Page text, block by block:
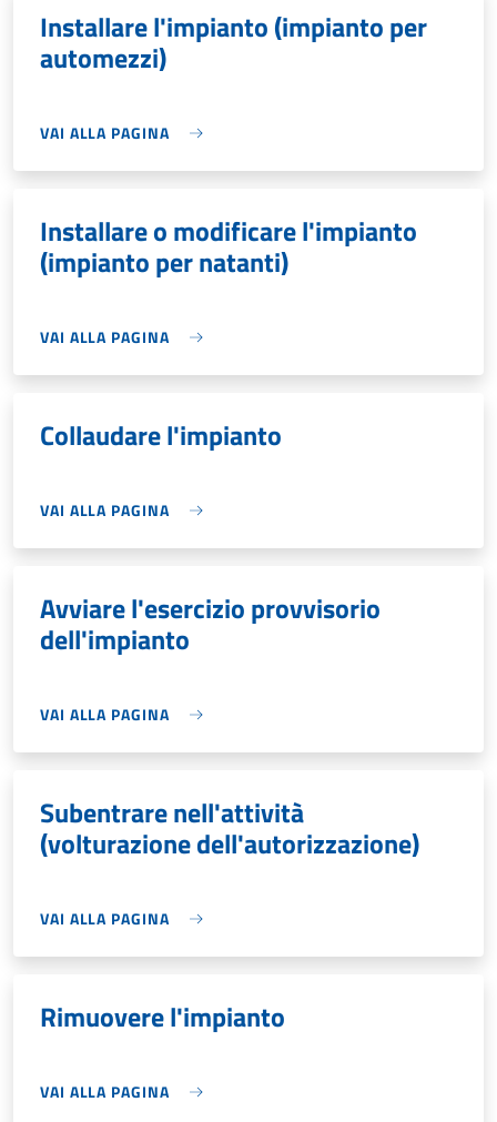
Installare l'impianto (impianto per
automezzi)
VAI ALLA PAGINA
Installare o modificare l'impianto
(impianto per natanti)
VAI ALLA PAGINA
Collaudare l'impianto
VAI ALLA PAGINA
Avviare l'esercizio provvisorio
dell'impianto
VAI ALLA PAGINA
Subentrare nell'attività
(volturazione dell'autorizzazione)
VAI ALLA PAGINA
Rimuovere l'impianto
VAI ALLA PAGINA